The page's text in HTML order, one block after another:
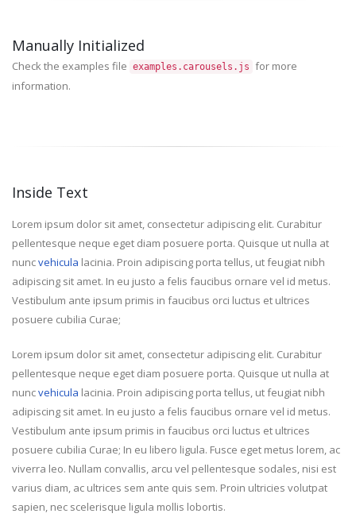
Manually Initialized
Check the examples file examples.carousels.js for more
information.
Inside Text
Lorem ipsum dolor sit amet, consectetur adipiscing elit. Curabitur
pellentesque neque eget diam posuere porta. Quisque ut nulla at
nuncvehicula lacinia. Proin adipiscing porta tellus, ut feugiat nibh
adipiscing sit amet. In eu justo a felis faucibus ornare vel id metus.
Vestibulum ante ipsum primis in faucibus orci luctus et ultrices
posuere cubilia Curae;
Lorem ipsum dolor sit amet, consectetur adipiscing elit. Curabitur
pellentesque neque eget diam posuere porta. Quisque ut nulla at
nuncvehicula lacinia. Proin adipiscing porta tellus, ut feugiat nibh
adipiscing sit amet. In eu justo a felis faucibus ornare vel id metus.
Vestibulum ante ipsum primis in faucibus orci luctus et ultrices
posuere cubilia Curae; In eu libero ligula. Fusce eget metus lorem, ac
viverra leo. Nullam convallis, arcu vel pellentesque sodales, nisi est
varius diam, ac ultrices sem ante quis sem. Proin ultricies volutpat
sapien, nec scelerisque ligula mollis lobortis.